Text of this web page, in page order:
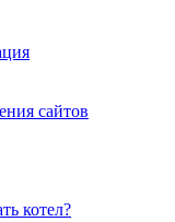
сайтов
котел?